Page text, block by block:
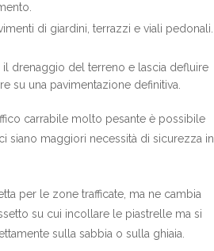
di giardini, terrazzi e viali pedonali.
il drenaggio del terreno e lascia defluire
su una pavimentazione definitiva.
carrabile molto pesante è possibile
siano maggiori necessità di sicurezza in
per le zone trafficate, ma ne cambia
su cui incollare le piastrelle ma si
sulla sabbia o sulla ghiaia.